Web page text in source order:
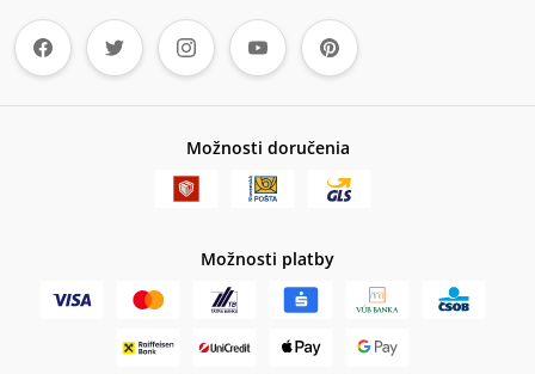
Možnosti doručenia
Možnosti platby